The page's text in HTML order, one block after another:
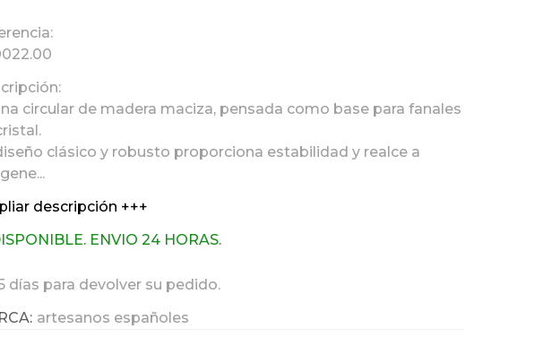
circular de madera maciza, pensada como base para fanales
clásico y robusto proporciona estabilidad y realce a
descripción +++
ENVIO 24 HORAS.
días para devolver su pedido.
artesanos españoles